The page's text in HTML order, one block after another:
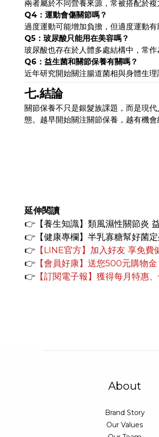
兩者屬於不同營養來源，常被搭配於複
Q4：運動會傷關節嗎？
過度運動可能增加負擔，但適度運動
Q5：玻尿酸只能用在美容嗎？
玻尿酸也存在於人體多處結構中，常
Q6：益生菌和關節保養有關嗎？
近年研究開始關注腸道菌相與身體生
七.結論
關節保養不只是銀髮族課題，而是現
態。越早開始關注關節保養，越有機會
延伸閱讀
👉 【養生知識】 類風濕性關節炎
👉【健康專欄】 半乳寡糖幫好菌
👉 【LINE官方】 加入好友 享免費
👉 【會員好康】 送您500元購物金
👉 【訂閱電子報】獲得每月特惠
About
Brand Story
Our Values